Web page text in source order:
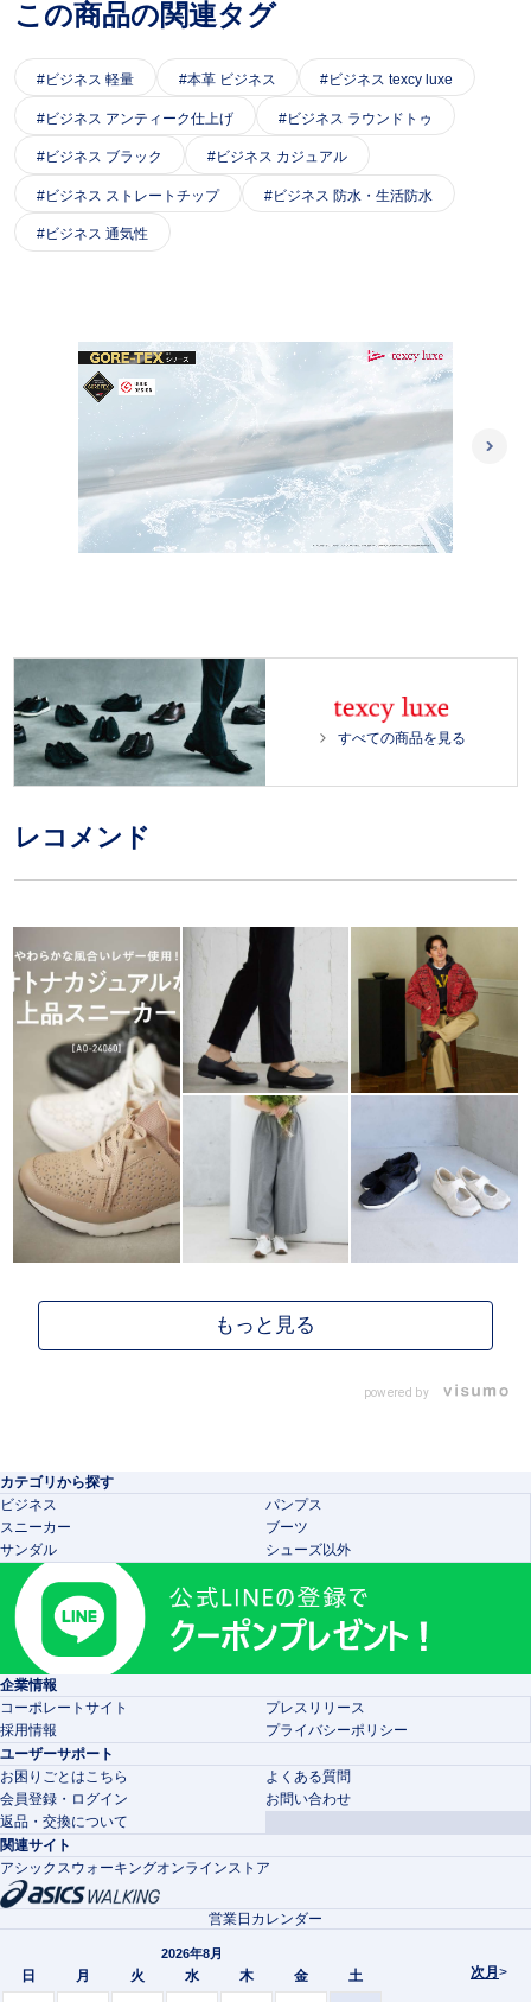
この商品の関連タグ
ビジネス 軽量 本革 ビジネス ビジネス texcy luxe
ビジネス アンティーク仕上げ ビジネス ラウンドトゥ
ビジネス ブラック ビジネス カジュアル
ビジネス ストレートチップ ビジネス 防水・生活防水
ビジネス 通気性
/
L
o
a
.
0
0
すべての商品を見る
レコメンド
powered by
カテゴリから探す
ビジネス
パンプス
スニーカー
ブーツ
サンダル
シューズ以外
企業情報
コーポレートサイト
プレスリリース
採用情報
プライバシーポリシー
ユーザーサポート
お困りごとはこちら
よくある質問
会員登録・ログイン
お問い合わせ
返品・交換について
関連サイト
アシックスウォーキングオンラインストア
次月 >
営業日カレンダー
2026年8月
日 月 火 水 木 金 土